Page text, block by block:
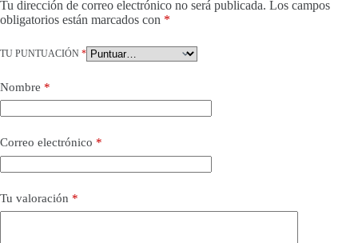
Tu dirección de correo electrónico no será publicada. Los campos
obligatorios están marcados con *
TU PUNTUACIÓN *
Nombre *
Correo electrónico *
Tu valoración *